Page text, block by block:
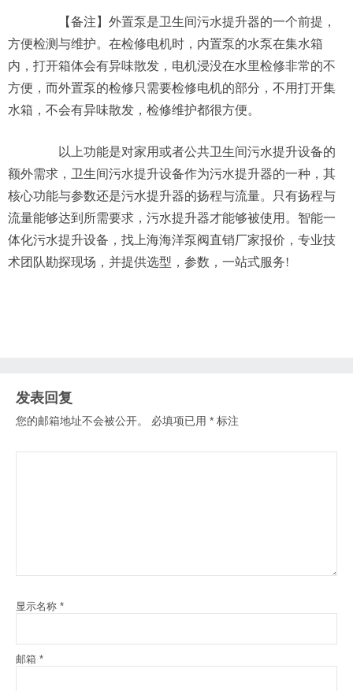
【备注】外置泵是卫生间污水提升器的一个前提，
方便检测与维护。在检修电机时，内置泵的水泵在集水箱
内，打开箱体会有异味散发，电机浸没在水里检修非常的不
方便，而外置泵的检修只需要检修电机的部分，不用打开集
水箱，不会有异味散发，检修维护都很方便。
以上功能是对家用或者公共卫生间污水提升设备的
额外需求，卫生间污水提升设备作为污水提升器的一种，其
核心功能与参数还是污水提升器的扬程与流量。只有扬程与
流量能够达到所需要求，污水提升器才能够被使用。智能一
体化污水提升设备，找上海海洋泵阀直销厂家报价，专业技
术团队勘探现场，并提供选型，参数，一站式服务!
发表回复
您的邮箱地址不会被公开。 必填项已用 * 标注
显示名称 *
邮箱 *